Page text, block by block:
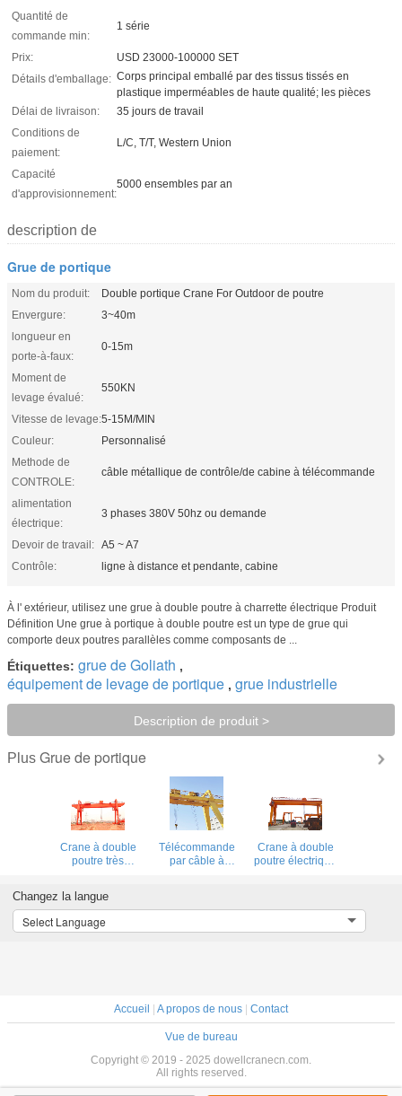
Quantité de
commande min:
1 série
Prix:
USD 23000-100000 SET
Détails d'emballage: Corps principal emballé par des tissus tissés en
plastique imperméables de haute qualité; les pièces
Délai de livraison:
35 jours de travail
Conditions de
paiement:
L/C, T/T, Western Union
Capacité
d'approvisionnement:
5000 ensembles par an
description de
Grue de portique
Nom du produit:
Double portique Crane For Outdoor de poutre
Envergure:
3~40m
longueur en
porte-à-faux:
0-15m
Moment de
levage évalué:
550KN
Vitesse de levage:5-15M/MIN
Couleur:
Personnalisé
Methode de
CONTROLE:
câble métallique de contrôle/de cabine à télécommande
alimentation
électrique:
3 phases 380V 50hz ou demande
Devoir de travail: A5 ~ A7
Contrôle:
ligne à distance et pendante, cabine
À l' extérieur, utilisez une grue à double poutre à charrette électrique Produit
Définition Une grue à portique à double poutre est un type de grue qui
comporte deux poutres parallèles comme composants de ...
Étiquettes: grue de Goliath ,
équipement de levage de portique , grue industrielle
Description de produit >
Plus Grue de portique
Crane à double
poutre très
hameçons
Télécommande
par câble à
Crane à double
poutre électrique
Changez la langue
Select Language
Accueil | A propos de nous | Contact
Vue de bureau
Copyright © 2019 - 2025 dowellcranecn.com.
All rights reserved.